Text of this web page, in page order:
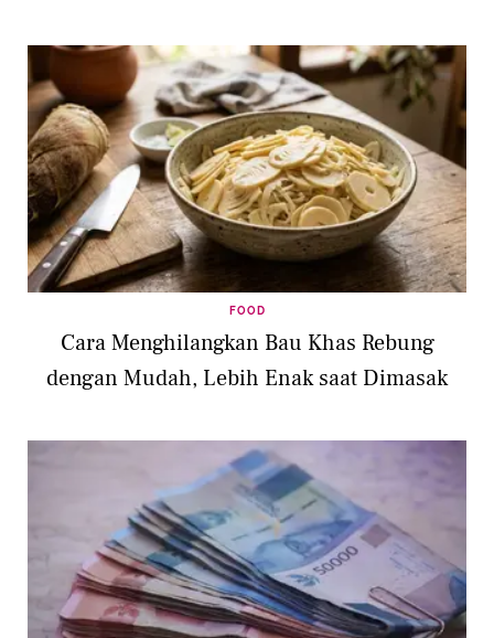
FOOD
Cara Menghilangkan Bau Khas Rebung
dengan Mudah, Lebih Enak saat Dimasak